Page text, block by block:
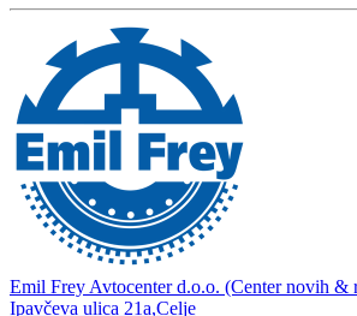
Emil Frey Avtocenter d.o.o. (Center novih &
Ipavčeva ulica 21a,Celje